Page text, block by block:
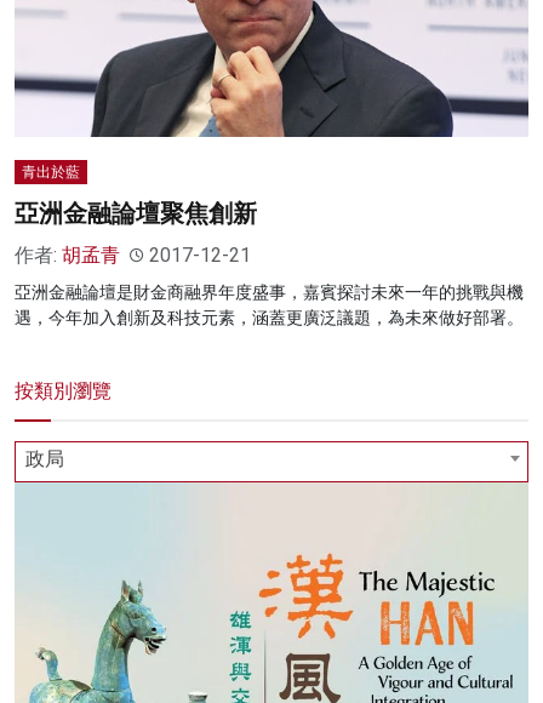
青出於藍
亞洲金融論壇聚焦創新
作者: 胡孟青 2017-12-21
亞洲金融論壇是財金商融界年度盛事，嘉賓探討未來一年的挑戰與機
遇，今年加入創新及科技元素，涵蓋更廣泛議題，為未來做好部署。
按類別瀏覽
政局